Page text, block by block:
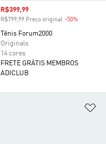
Preço com desconto
R$399,99
R$799,99 Preço original -50%
Tênis Forum2000
Originals
14 cores
FRETE GRÁTIS MEMBROS
ADICLUB